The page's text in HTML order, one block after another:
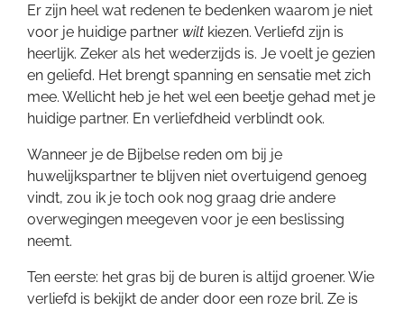
Er zijn heel wat redenen te bedenken waarom je niet
voor je huidige partner wilt kiezen. Verliefd zijn is
heerlijk. Zeker als het wederzijds is. Je voelt je gezien
en geliefd. Het brengt spanning en sensatie met zich
mee. Wellicht heb je het wel een beetje gehad met je
huidige partner. En verliefdheid verblindt ook.
Wanneer je de Bijbelse reden om bij je
huwelijkspartner te blijven niet overtuigend genoeg
vindt, zou ik je toch ook nog graag drie andere
overwegingen meegeven voor je een beslissing
neemt.
Ten eerste: het gras bij de buren is altijd groener. Wie
verliefd is bekijkt de ander door een roze bril. Ze is